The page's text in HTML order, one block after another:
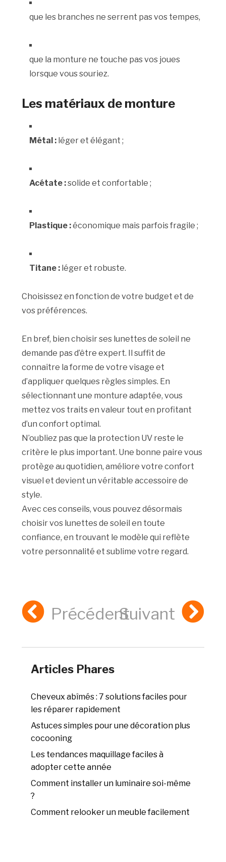
que les branches ne serrent pas vos tempes,
que la monture ne touche pas vos joues
lorsque vous souriez.
Les matériaux de monture
Métal : léger et élégant ;
Acétate :solide et confortable ;
Plastique :économique mais parfois fragile ;
Titane : léger et robuste.
Choisissez en fonction de votre budget et de
vos préférences.
En bref, bien choisir ses lunettes de soleil ne
demande pas d’être expert. Il suffit de
connaître la forme de votre visage et
d’appliquer quelques règles simples. En
sélectionnant une monture adaptée, vous
mettez vos traits en valeur tout en profitant
d’un confort optimal.
N’oubliez pas que la protection UV reste le
critère le plus important. Une bonne paire vous
protège au quotidien, améliore votre confort
visuel et devient un véritable accessoire de
style.
Avec ces conseils, vous pouvez désormais
choisir vos lunettes de soleil en toute
confiance, en trouvant le modèle qui reflète
votre personnalité et sublime votre regard.
PrécédentSuivant
Articles Phares
Cheveux abîmés : 7 solutions faciles pour
les réparer rapidement
Astuces simples pour une décoration plus
cocooning
Les tendances maquillage faciles à
adopter cette année
Comment installer un luminaire soi-même
?
Comment relooker un meuble facilement